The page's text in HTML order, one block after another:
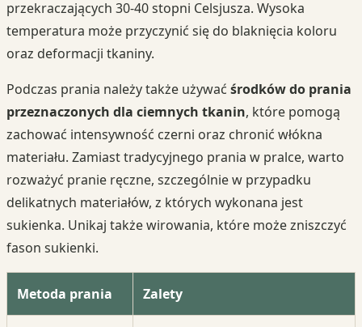
przekraczających 30-40 stopni Celsjusza. Wysoka
temperatura może przyczynić się do blaknięcia koloru
oraz deformacji tkaniny.
Podczas prania należy także używać środków do prania
przeznaczonych dla ciemnych tkanin, które pomogą
zachować intensywność czerni oraz chronić włókna
materiału. Zamiast tradycyjnego prania w pralce, warto
rozważyć pranie ręczne, szczególnie w przypadku
delikatnych materiałów, z których wykonana jest
sukienka. Unikaj także wirowania, które może zniszczyć
fason sukienki.
Metoda prania Zalety